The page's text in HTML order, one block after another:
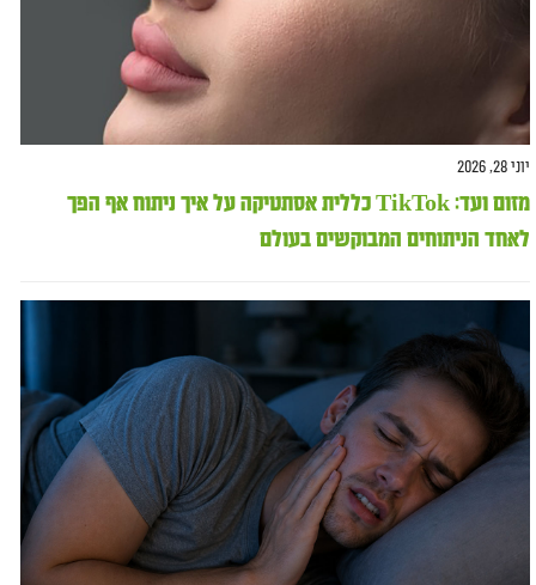
יוני 28, 2026
מזום ועד: TikTok כללית אסתטיקה על איך ניתוח אף הפך
לאחד הניתוחים המבוקשים בעולם